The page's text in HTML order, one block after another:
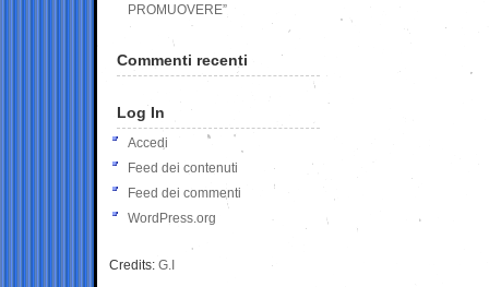
PROMUOVERE”
Commenti recenti
Log In
Accedi
Feed dei contenuti
Feed dei commenti
WordPress.org
Credits: G.I